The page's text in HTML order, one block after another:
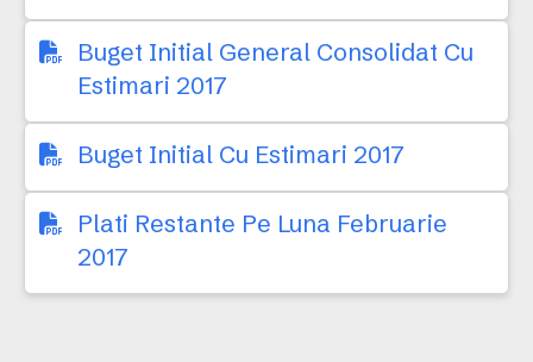
Buget Initial General Consolidat Cu
Estimari 2017
Buget Initial Cu Estimari 2017
Plati Restante Pe Luna Februarie
2017